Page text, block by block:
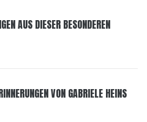
AUS DIESER BESONDEREN
VON GABRIELE HEINS